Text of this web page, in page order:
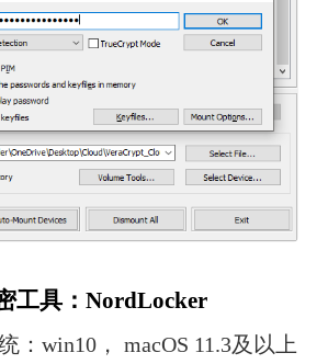
工具：NordLocker
：win10， macOS 11.3及以上